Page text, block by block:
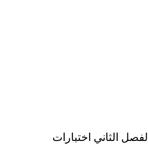
الفصل الثاني اختبارات